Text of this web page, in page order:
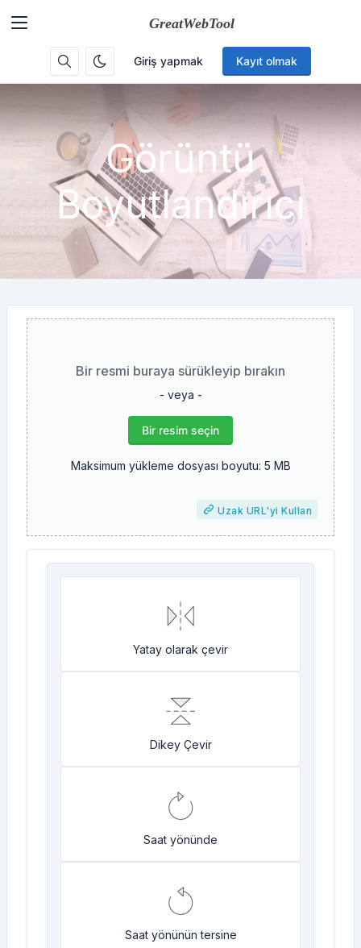
Giriş yapmak Kayıt olmak
Görüntü
Boyutlandırıcı
Bir resmi buraya sürükleyip bırakın
- veya -
Bir resim seçin
Maksimum yükleme dosyası boyutu: 5 MB
Uzak URL'yi Kullan
Yatay olarak çevir
Dikey Çevir
Saat yönünde
Saat yönünün tersine